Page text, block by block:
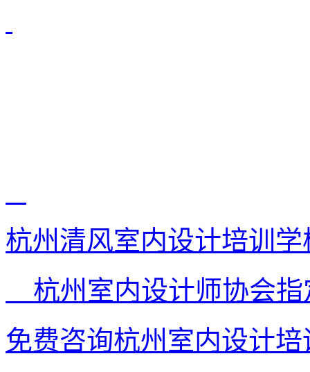
杭州清风室内设计培训学
杭州室内设计师协会
免费咨询杭州室内设计